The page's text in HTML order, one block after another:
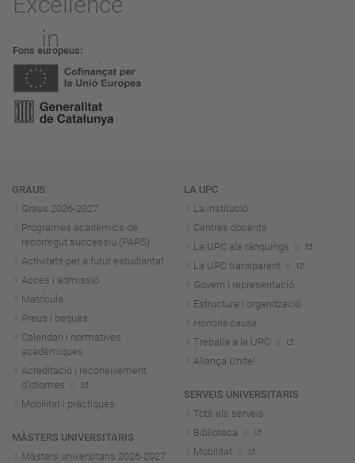
Fons europeus
Navegació
GRAUS
Graus 2026-2027
Programes acadèmics de
recorregut successiu (PARS)
Activitats per a futur estudiantat
Accés i admissió
Matrícula
Preus i beques
Calendari i normatives
acadèmiques
Acreditació i reconeixement
d'idiomes
Mobilitat i pràctiques
MÀSTERS UNIVERSITARIS
Màsters universitaris 2026-2027
LA UPC
La institució
Centres docents
La UPC als rànquings
La UPC transparent
Govern i representació
Estructura i organització
Honoris causa
Treballa a la UPC
Aliança Unite!
SERVEIS UNIVERSITARIS
Tots els serveis
Biblioteca
Mobilitat